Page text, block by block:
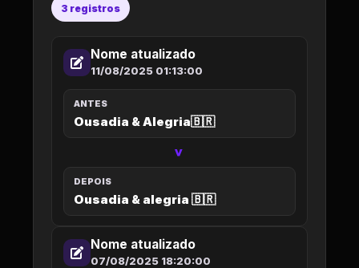
3 registros
Nome atualizado
11/08/2025 01:13:00
ANTES
Ousadia & Alegria🇧🇷
>
DEPOIS
Ousadia & alegria 🇧🇷
Nome atualizado
07/08/2025 18:20:00